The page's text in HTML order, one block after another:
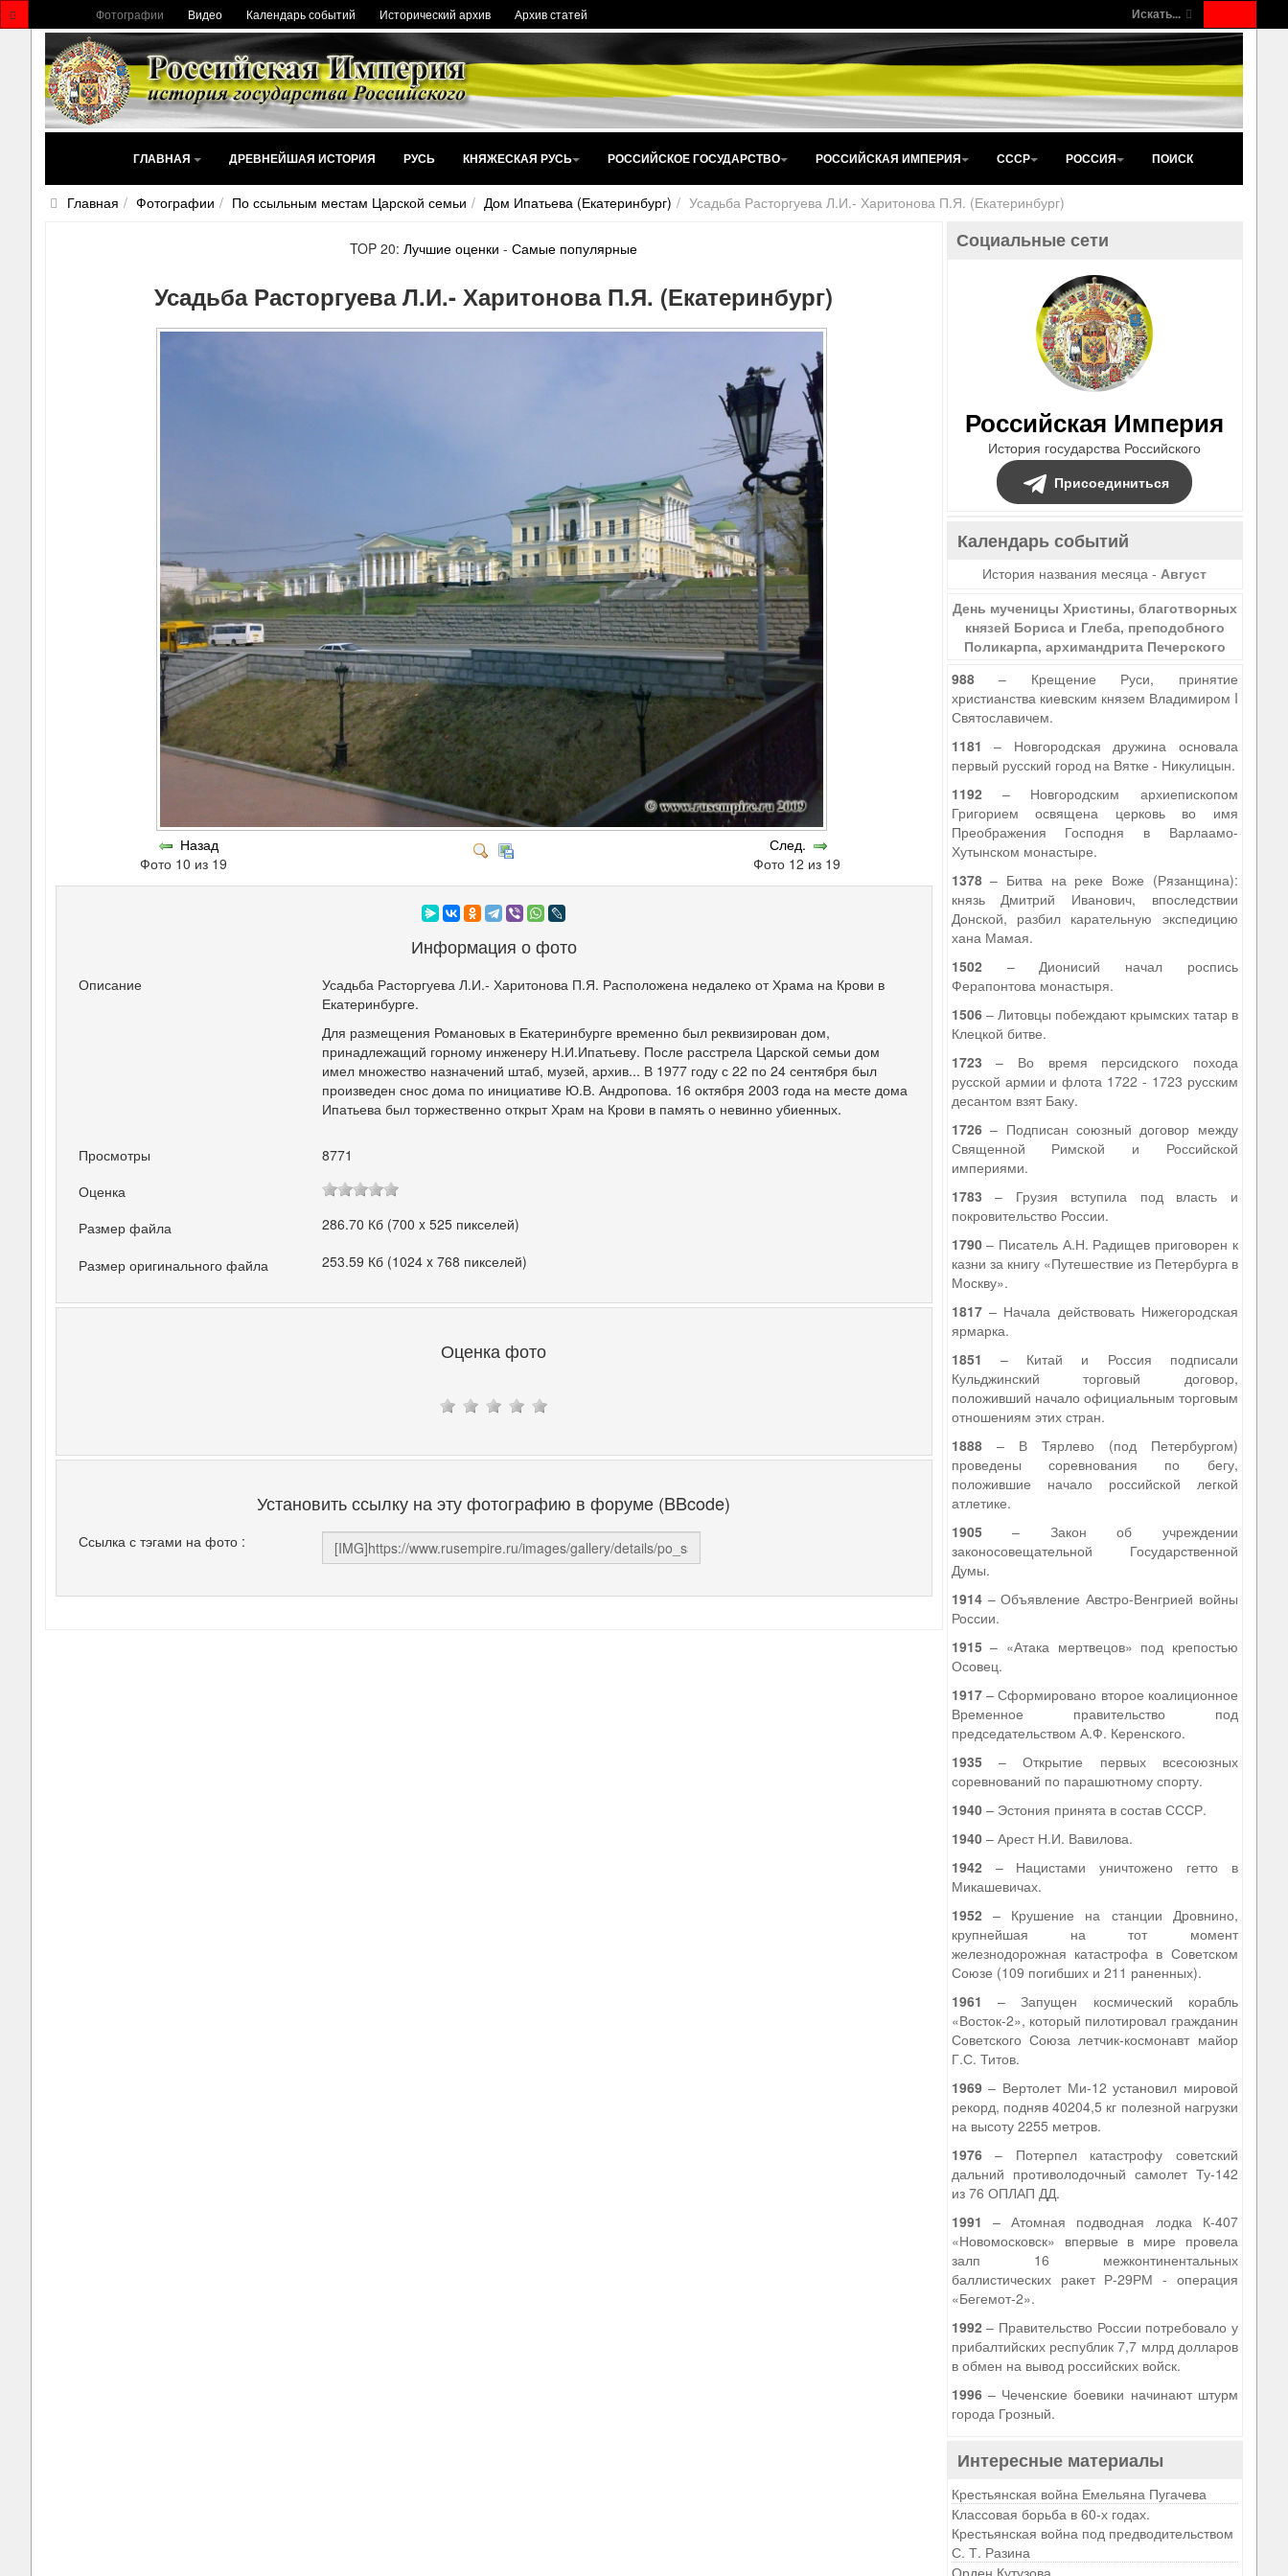
Искать...
Фотографии Видео Календарь событий Исторический архив Архив статей
ГЛАВНАЯ ДРЕВНЕЙШАЯ ИСТОРИЯ РУСЬ КНЯЖЕСКАЯ РУСЬ РОССИЙСКОЕ ГОСУДАРСТВО РОССИЙСКАЯ ИМПЕРИЯ СССР РОССИЯ ПОИСК
Главная Фотографии По ссыльным местам Царской семьи Дом Ипатьева (Екатеринбург) Усадьба Расторгуева Л.И.- Харитонова П.Я. (Екатеринбург)
TOP 20:Лучшие оценки -Самые популярные
Усадьба Расторгуева Л.И.- Харитонова П.Я. (Екатеринбург)
Назад
Фото 10 из 19
След.
Фото 12 из 19
Информация о фото
Описание
Усадьба Расторгуева Л.И.- Харитонова П.Я. Расположена недалеко от Храма на Крови в
Екатеринбурге.
Для размещения Романовых в Екатеринбурге временно был реквизирован дом,
принадлежащий горному инженеру Н.И.Ипатьеву. После расстрела Царской семьи дом
имел множество назначений штаб, музей, архив... В 1977 году с 22 по 24 сентября был
произведен снос дома по инициативе Ю.В. Андропова. 16 октября 2003 года на месте дома
Ипатьева был торжественно открыт Храм на Крови в память о невинно убиенных.
Просмотры
8771
Оценка
Размер файла
286.70 Кб (700 x 525 пикселей)
Размер оригинального файла 253.59 Кб (1024 x 768 пикселей)
Оценка фото
Установить ссылку на эту фотографию в форуме (BBcode)
Ссылка с тэгами на фото :
Социальные сети
Российская Империя
История государства Российского
Присоединиться
Календарь событий
История названия месяца -Август
День мученицы Христины, благотворных
князей Бориса и Глеба, преподобного
Поликарпа, архимандрита Печерского
988– Крещение Руси, принятие
христианства киевским князем Владимиром I
Святославичем.
1181 – Новгородская дружина основала
первый русский город на Вятке - Никулицын.
1192– Новгородским архиепископом
Григорием освящена церковь во имя
Преображения Господня в Варлаамо-
Хутынском монастыре.
1378– Битва на реке Воже (Рязанщина):
князь Дмитрий Иванович, впоследствии
Донской, разбил карательную экспедицию
хана Мамая.
1502– Дионисий начал роспись
Ферапонтова монастыря.
1506– Литовцы побеждают крымских татар в
Клецкой битве.
1723 – Во время персидского похода
русской армии и флота 1722 - 1723 русским
десантом взят Баку.
1726– Подписан союзный договор между
Священной Римской и Российской
империями.
1783 – Грузия вступила под власть и
покровительство России.
1790– Писатель А.Н. Радищев приговорен к
казни за книгу «Путешествие из Петербурга в
Москву».
1817– Начала действовать Нижегородская
ярмарка.
1851 – Китай и Россия подписали
Кульджинский торговый договор,
положивший начало официальным торговым
отношениям этих стран.
1888– В Тярлево (под Петербургом)
проведены соревнования по бегу,
положившие начало российской легкой
атлетике.
1905– Закон об учреждении
законосовещательной Государственной
Думы.
1914– Объявление Австро-Венгрией войны
России.
1915– «Атака мертвецов» под крепостью
Осовец.
1917– Сформировано второе коалиционное
Временное правительство под
председательством А.Ф. Керенского.
1935– Открытие первых всесоюзных
соревнований по парашютному спорту.
1940– Эстония принята в состав СССР.
1940– Арест Н.И. Вавилова.
1942– Нацистами уничтожено гетто в
Микашевичах.
1952– Крушение на станции Дровнино,
крупнейшая на тот момент
железнодорожная катастрофа в Советском
Союзе (109 погибших и 211 раненных).
1961 – Запущен космический корабль
«Восток-2», который пилотировал гражданин
Советского Союза летчик-космонавт майор
Г.С. Титов.
1969– Вертолет Ми-12 установил мировой
рекорд, подняв 40204,5 кг полезной нагрузки
на высоту 2255 метров.
1976– Потерпел катастрофу советский
дальний противолодочный самолет Ту-142
из 76 ОПЛАП ДД.
1991 – Атомная подводная лодка К-407
«Новомосковск» впервые в мире провела
залп 16 межконтинентальных
баллистических ракет Р-29РМ - операция
«Бегемот-2».
1992– Правительство России потребовало у
прибалтийских республик 7,7 млрд долларов
в обмен на вывод российских войск.
1996– Чеченские боевики начинают штурм
города Грозный.
Интересные материалы
Крестьянская война Емельяна Пугачева
Классовая борьба в 60-х годах.
Крестьянская война под предводительством
С. Т. Разина
Орден Кутузова